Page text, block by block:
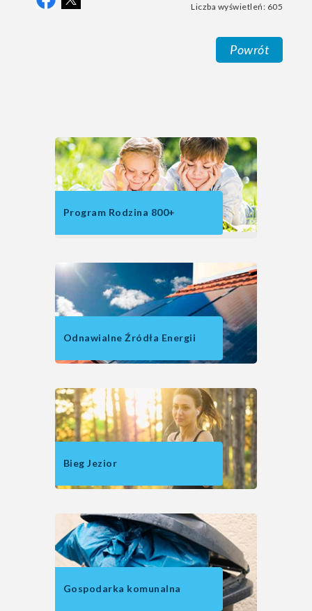
Liczba wyświetleń: 605
Powrót
Program Rodzina 800+
Odnawialne Źródła Energii
Bieg Jezior
Gospodarka komunalna